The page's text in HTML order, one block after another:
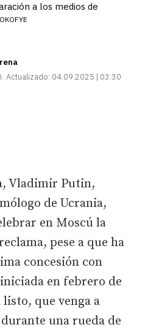
a los medios de
Actualizado: 04.09.2025 | 03:30
Vladimir Putin,
de Ucrania,
en Moscú la
pese a que ha
concesión con
en febrero de
listo, que venga a
una rueda de